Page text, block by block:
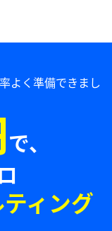
よく準備できまし
で、
ィング